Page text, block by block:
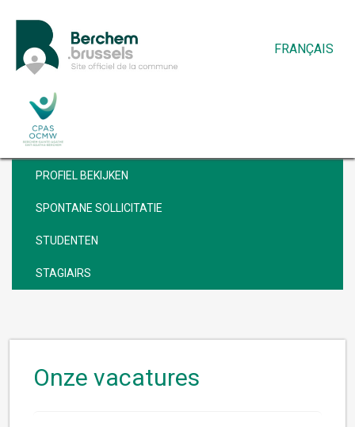
FRANÇAIS
VACATURES
PROFIEL BEKIJKEN
SPONTANE SOLLICITATIE
STUDENTEN
STAGIAIRS
Onze vacatures